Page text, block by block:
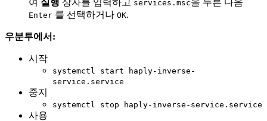
services.msc
Enter 를 선택하거나 OK.
우분투에서:
시작
systemctl start haply-inverse-
service.service
중지
systemctl stop haply-inverse-service.service
사용